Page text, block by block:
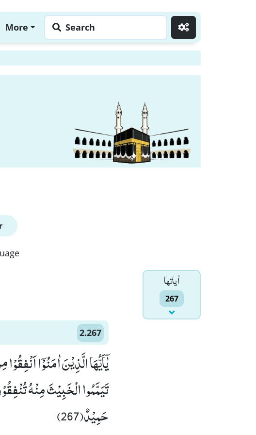
More Search
اٰياتها
267
2.267
یٰۤاَیُّهَا الَّذِیْنَ اٰمَنُوْۤا
تَیَمَّمُوا الْخَبِیْثَ مِنْهُ
حَمِیْدٌ(267)